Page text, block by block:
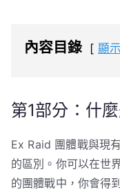
內容目錄 顯示
第1部分：什
Ex Raid 團體戰與現
的區別。你可以在世
的團體戰中，你會得